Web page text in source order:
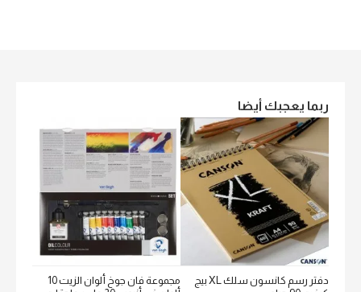
ربما يعجبك أيضا
دفتر رسم كانسون سلك XL بيج
مجموعة فان جوخ ألوان الزيت 10